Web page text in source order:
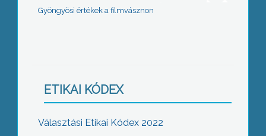
Gyöngyösi értékek a filmvásznon
ETIKAI KÓDEX
Választási Etikai Kódex 2022